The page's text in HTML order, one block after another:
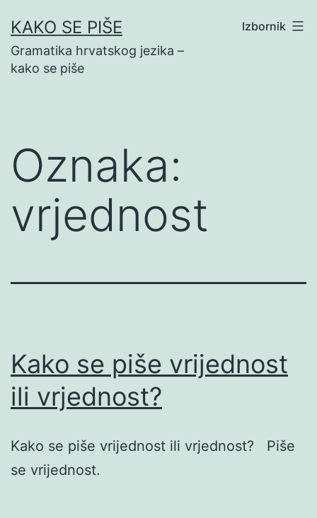
na
sadržaj
KAKO SE PIŠE
Gramatika hrvatskog jezika –
kako se piše
Izbornik
Oznaka:
vrjednost
Kako se piše vrijednost
ili vrjednost?
Kako se piše vrijednost ili vrjednost? Piše
se vrijednost.